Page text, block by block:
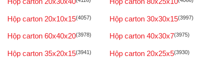
Hộp carton 20x10x15(4057) Hộp carton 30x30x15(3997)
Hộp carton 60x40x20(3978) Hộp carton 40x30x7(3975)
Hộp carton 35x20x15(3941) Hộp carton 20x25x5(3930)